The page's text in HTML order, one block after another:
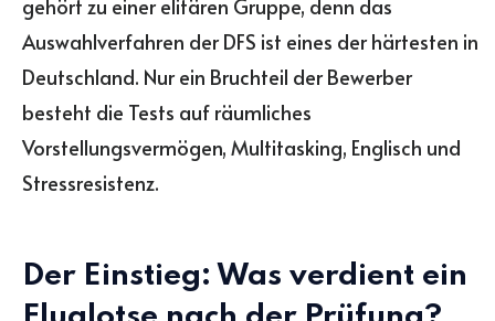
gehört zu einer elitären Gruppe, denn das
Auswahlverfahren der DFS ist eines der härtesten in
Deutschland. Nur ein Bruchteil der Bewerber
besteht die Tests auf räumliches
Vorstellungsvermögen, Multitasking, Englisch und
Stressresistenz.
Der Einstieg: Was verdient ein